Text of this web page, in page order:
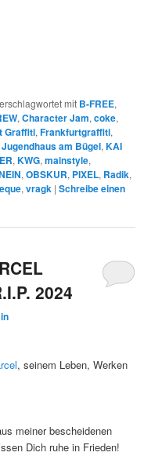
mit B-FREE,
,Character Jam,coke,
Graffiti,Frankfurtgraffiti,
Jugendhaus am Bügel,KAI
,KWG,mainstyle,
,OBSKUR, PIXEL, Radik,
,vragk |Schreibe einen
2024
, seinem Leben, Werken
meiner bescheidenen
Dich ruhe in Frieden!